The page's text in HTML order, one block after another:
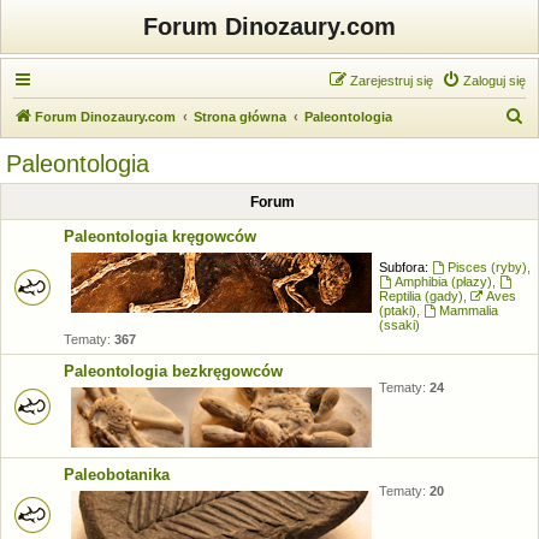
Forum Dinozaury.com
Zaloguj się
Zarejestruj się
Forum Dinozaury.com Strona główna Paleontologia
Paleontologia
Forum
Paleontologia kręgowców
Subfora: Pisces (ryby)
Amphibia (płazy)
Reptilia (gady)
Aves
(ptaki)
Mammalia
(ssaki)
Tematy: 367
Paleontologia bezkręgowców
Tematy: 24
Paleobotanika
Tematy: 20